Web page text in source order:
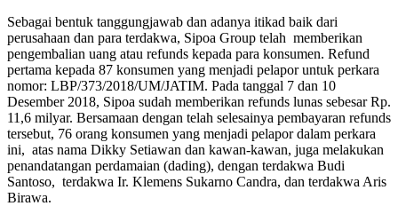
Sebagai bentuk tanggungjawab dan adanya itikad baik dari
perusahaan dan para terdakwa, Sipoa Group telah memberikan
pengembalian uang atau refunds kepada para konsumen. Refund
pertama kepada 87 konsumen yang menjadi pelapor untuk perkara
nomor: LBP/373/2018/UM/JATIM. Pada tanggal 7 dan 10
Desember 2018, Sipoa sudah memberikan refunds lunas sebesar Rp.
11,6 milyar. Bersamaan dengan telah selesainya pembayaran refunds
tersebut, 76 orang konsumen yang menjadi pelapor dalam perkara
ini, atas nama Dikky Setiawan dan kawan-kawan, juga melakukan
penandatangan perdamaian (dading), dengan terdakwa Budi
Santoso, terdakwa Ir. Klemens Sukarno Candra, dan terdakwa Aris
Birawa.